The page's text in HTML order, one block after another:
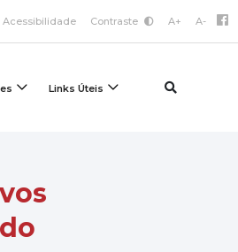
Acessibilidade Contraste A+ A-
Links Úteis